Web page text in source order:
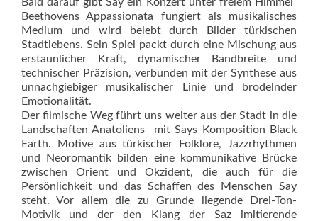
Beethovens Appassionata fungiert als musikalisches
Medium und wird belebt durch Bilder türkischen
Stadtlebens. Sein Spiel packt durch eine Mischung aus
erstaunlicher Kraft, dynamischer Bandbreite und
technischer Präzision, verbunden mit der Synthese aus
unnachgiebiger musikalischer Linie und brodelnder
Emotionalität.
Der filmische Weg führt uns weiter aus der Stadt in die
Landschaften Anatoliens  mit Says Komposition Black
Earth. Motive aus türkischer Folklore, Jazzrhythmen
und Neoromantik bilden eine kommunikative Brücke
zwischen Orient und Okzident, die auch für die
Persönlichkeit und das Schaffen des Menschen Say
steht. Vor allem die zu Grunde liegende Drei-Ton-
Motivik und der den Klang der Saz imitierende